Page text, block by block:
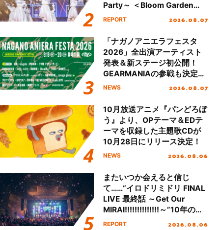
Party～ ＜Bloom Garden
Party Stage／埼玉公演＞”
REPORT 2026.08.07
「ナガノアニエラフェスタ
2026」全出演アーティスト
発表＆新ステージ初公開！
GEARMANIAの参戦も決定
し、初となる第3ステージの
NEWS 2026.08.07
10月放送アニメ『パンどろぼ
う』より、OPテーマ＆EDテ
ーマを収録した主題歌CDが
10月28日にリリース決定！
NEWS 2026.08.06
またいつか会えると信じ
て……“イロドリミドリ FINAL
LIVE 最終話 ～Get Our
MIRAI!!!!!!!!!!!!!!～”10年の活
動を経てファイナルを迎える
REPORT 2026.08.06